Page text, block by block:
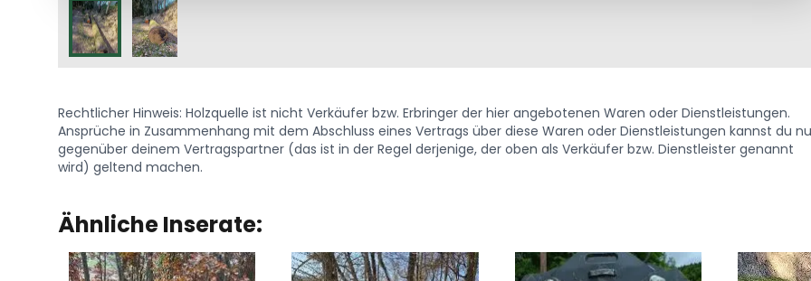
Rechtlicher Hinweis: Holzquelle ist nicht Verkäufer bzw. Erbringer der hier angebotenen Waren oder Dienstleistungen.
Ansprüche in Zusammenhang mit dem Abschluss eines Vertrags über diese Waren oder Dienstleistungen kannst du
gegenüber deinem Vertragspartner (das ist in der Regel derjenige, der oben als Verkäufer bzw. Dienstleister genannt
wird) geltend machen.
Ähnliche Inserate: